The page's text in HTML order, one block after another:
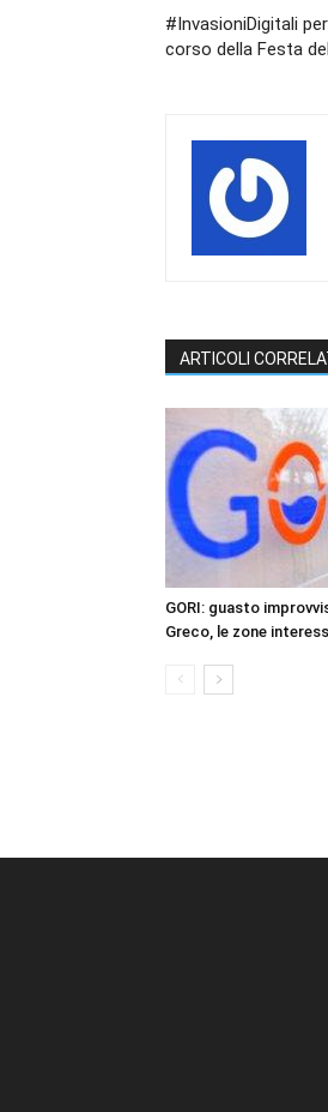
#InvasioniDigitali
corso della Festa
ARTICOLI
GORI: guasto
Greco, le zone